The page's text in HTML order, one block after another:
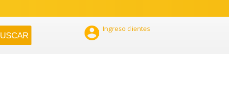
 Ingreso clientes